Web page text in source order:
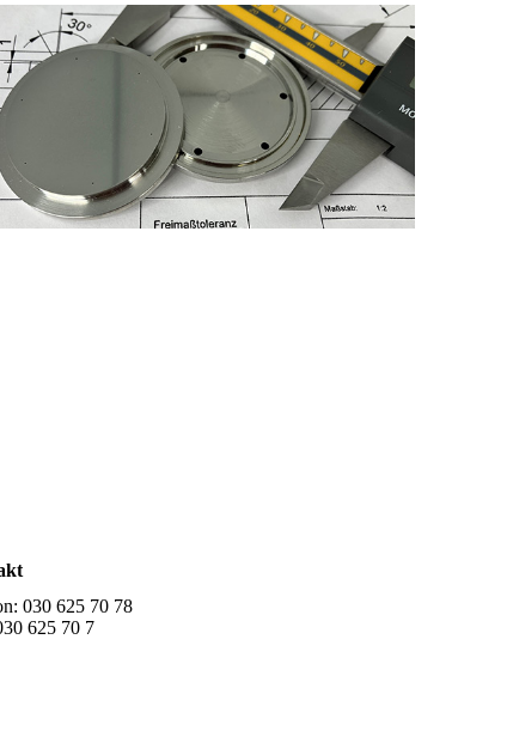
030 625 70 78
625 70 7